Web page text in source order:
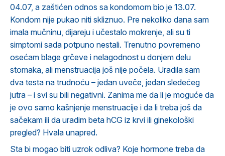
04.07, a zaštićen odnos sa kondomom bio je 13.07.
Kondom nije pukao niti skliznuo. Pre nekoliko dana sam
imala mučninu, dijareju i učestalo mokrenje, ali su ti
simptomi sada potpuno nestali. Trenutno povremeno
osećam blage grčeve i nelagodnost u donjem delu
stomaka, ali menstruacija još nije počela. Uradila sam
dva testa na trudnoću – jedan uveče, jedan sledećeg
jutra – i svi su bili negativni. Zanima me da li je moguće da
je ovo samo kašnjenje menstruacije i da li treba još da
sačekam ili da uradim beta hCG iz krvi ili ginekološki
pregled? Hvala unapred.
Sta bi mogao biti uzrok odliva? Koje hormone treba da